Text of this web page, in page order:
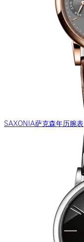
SAXONIA萨克森年历腕表